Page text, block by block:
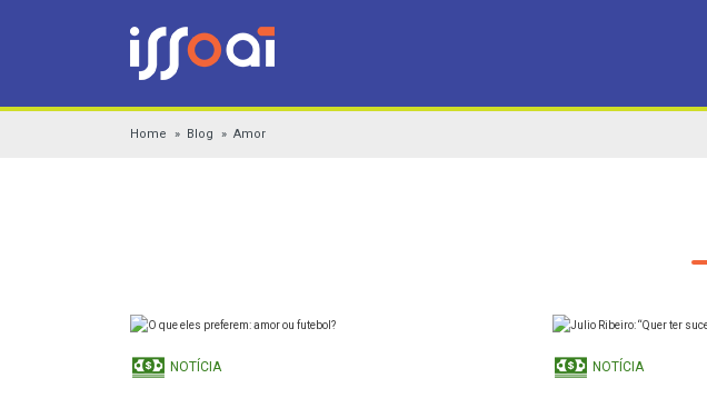
Home Blog Amor
NOTÍCIA NOTÍCIA